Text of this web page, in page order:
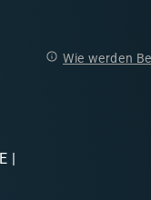
Wie werden
|